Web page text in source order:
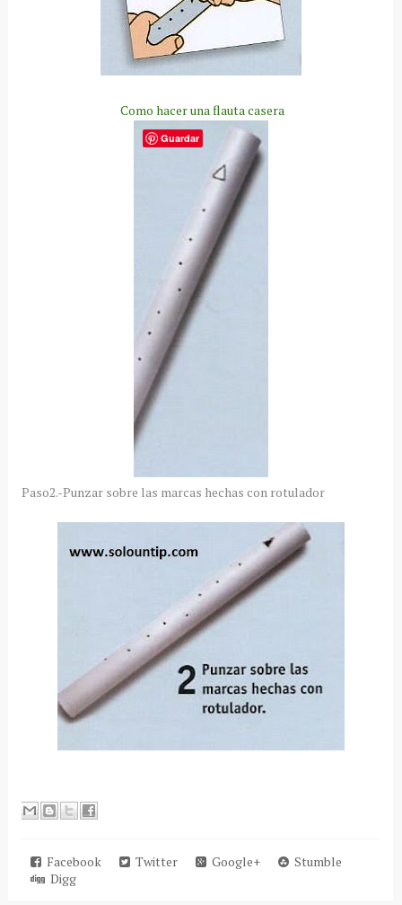
Como hacer una flauta casera
Paso2.-Punzar sobre las marcas hechas con rotulador
Facebook Twitter Google+
Stumble
Digg
Guardar